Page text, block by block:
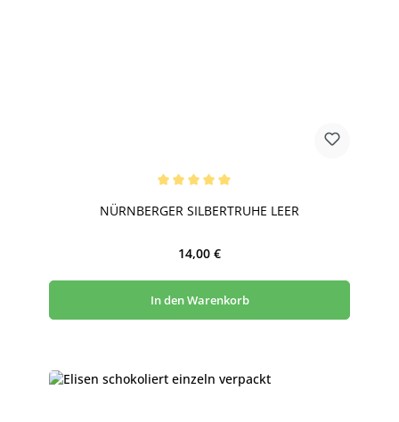
NÜRNBERGER SILBERTRUHE LEER
Regulärer Preis:
14,00 €
In den Warenkorb